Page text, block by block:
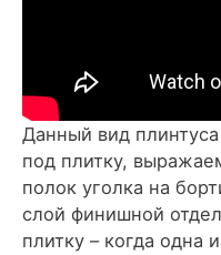
Данный вид
под плитку,
полок уголка на
слой финишной
плитку – когда одна